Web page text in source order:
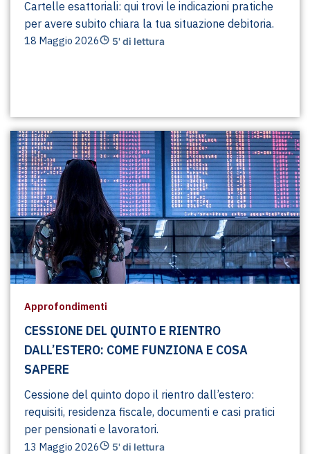
Cartelle esattoriali: qui trovi le indicazioni pratiche
per avere subito chiara la tua situazione debitoria.
18 Maggio 2026 5' di lettura
Approfondimenti
CESSIONE DEL QUINTO E RIENTRO
DALL’ESTERO: COME FUNZIONA E COSA
SAPERE
Cessione del quinto dopo il rientro dall’estero:
requisiti, residenza fiscale, documenti e casi pratici
per pensionati e lavoratori.
13 Maggio 2026 5' di lettura